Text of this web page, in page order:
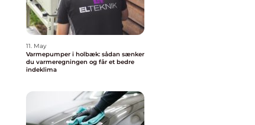
11. May
Varmepumper i holbæk: sådan sænker
du varmeregningen og får et bedre
indeklima